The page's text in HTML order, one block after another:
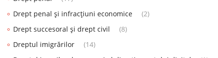
Drept penal și infracțiuni economice
(2)
Drept succesoral și drept civil
(8)
Dreptul imigrărilor
(14)